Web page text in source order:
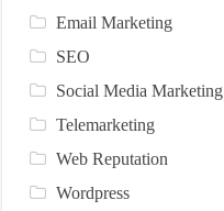
Email Marketing
SEO
Social Media Marketing
Telemarketing
Web Reputation
Wordpress